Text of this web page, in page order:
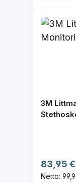
3M
83,95 €
Netto: